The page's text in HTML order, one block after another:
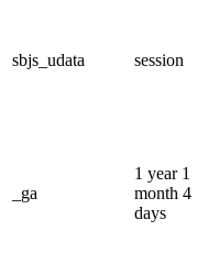
sbjs_udata session
_ga
1 year 1
month 4
days